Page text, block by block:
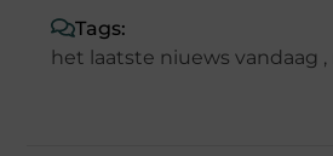
Tags:
het laatste niuews vandaag ,